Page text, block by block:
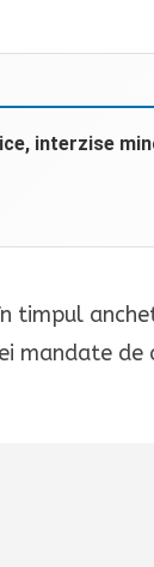
interzise
timpul
mandate